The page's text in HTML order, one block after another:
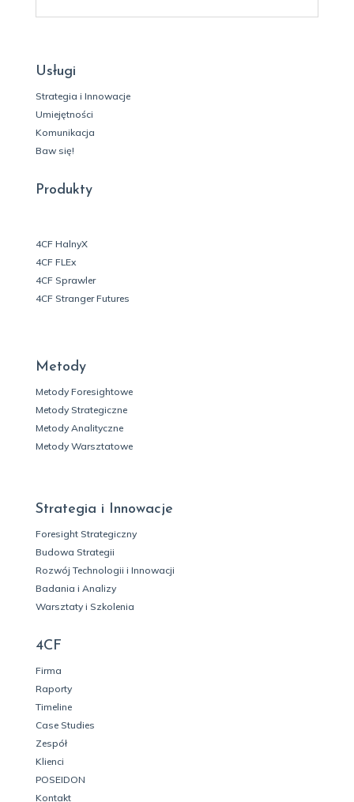
Usługi
Strategia i Innowacje
Umiejętności
Komunikacja
Baw się!
Produkty
4CF HalnyX
4CF FLEx
4CF Sprawler
4CF Stranger Futures
Metody
Metody Foresightowe
Metody Strategiczne
Metody Analityczne
Metody Warsztatowe
Strategia i Innowacje
Foresight Strategiczny
Budowa Strategii
Rozwój Technologii i Innowacji
Badania i Analizy
Warsztaty i Szkolenia
4CF
Firma
Raporty
Timeline
Case Studies
Zespół
Klienci
POSEIDON
Kontakt